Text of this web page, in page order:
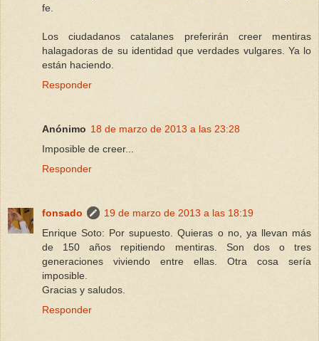
fe.
Los ciudadanos catalanes preferirán creer mentiras
halagadoras de su identidad que verdades vulgares. Ya lo
están haciendo.
Responder
Anónimo 18 de marzo de 2013 a las 23:28
Imposible de creer...
Responder
fonsado
19 de marzo de 2013 a las 18:19
Enrique Soto: Por supuesto. Quieras o no, ya llevan más
de 150 años repitiendo mentiras. Son dos o tres
generaciones viviendo entre ellas. Otra cosa sería
imposible.
Gracias y saludos.
Responder